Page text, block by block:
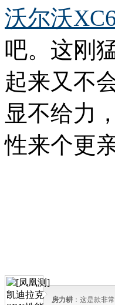
沃尔沃
吧。这刚
起来又不
显不给力
性来个更
房力耕 ：这是款非